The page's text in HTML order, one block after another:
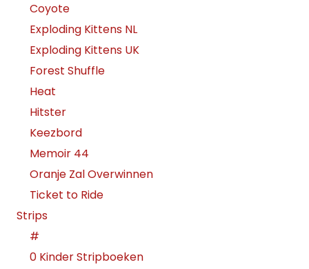
Coyote
Exploding Kittens NL
Exploding Kittens UK
Forest Shuffle
Heat
Hitster
Keezbord
Memoir 44
Oranje Zal Overwinnen
Ticket to Ride
Strips
#
0 Kinder Stripboeken